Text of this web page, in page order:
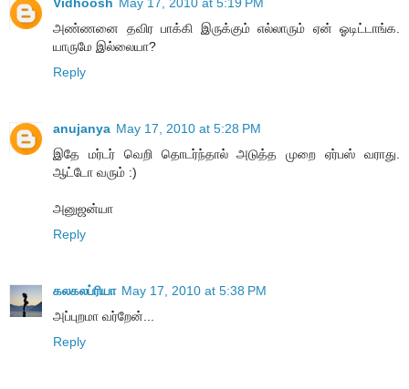
அண்ணனை தவிர பாக்கி இருக்கும் எல்லாரும் ஏன் ஓடிட்டாங்க.
யாருமே இல்லையா?
Reply
anujanya May 17, 2010 at 5:28 PM
இதே மர்டர் வெறி தொடர்ந்தால் அடுத்த முறை ஏர்பஸ் வராது.
ஆட்டோ வரும் :)
அனுஜன்யா
Reply
கலகலப்ரியா May 17, 2010 at 5:38 PM
அப்புறமா வர்றேன்...
Reply